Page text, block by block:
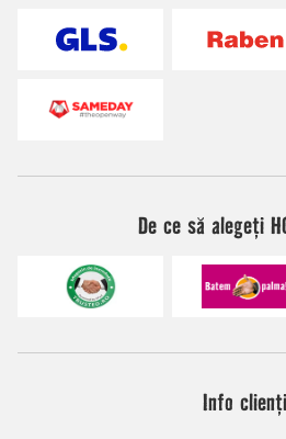
De ce să alegeți
Info clienți